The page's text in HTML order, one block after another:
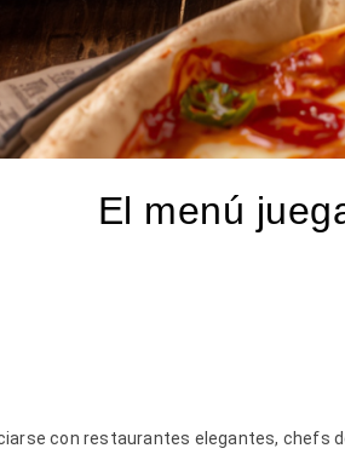
El menú
con restaurantes elegantes, chefs